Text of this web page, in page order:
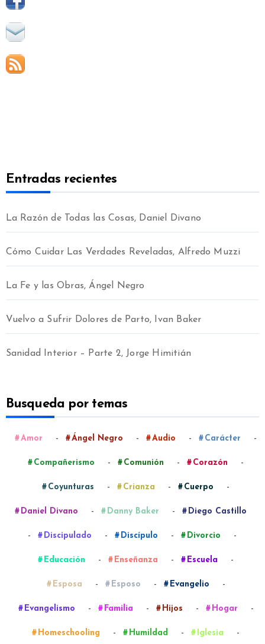
Entradas recientes
La Razón de Todas las Cosas, Daniel Divano
Cómo Cuidar Las Verdades Reveladas, Alfredo Muzzi
La Fe y las Obras, Ángel Negro
Vuelvo a Sufrir Dolores de Parto, Ivan Baker
Sanidad Interior – Parte 2, Jorge Himitián
Busqueda por temas
Amor - Ángel Negro - Audio - Carácter -
Compañerismo - Comunión - Corazón -
Coyunturas - Crianza - Cuerpo -
Daniel Divano - Danny Baker - Diego Castillo
- Discipulado - Discípulo - Divorcio -
Educación - Enseñanza - Escuela -
Esposa - Esposo - Evangelio -
Evangelismo - Familia - Hijos - Hogar -
Homeschooling - Humildad - Iglesia -